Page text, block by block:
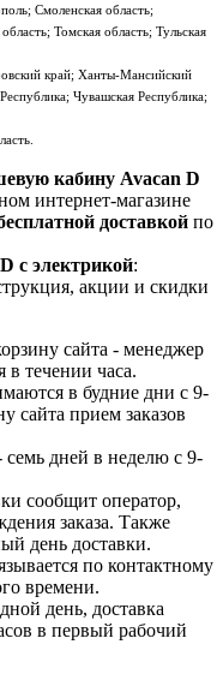
Смоленская область;
Томская область; Тульская
край; Ханты-Мансийский
Чувашская Республика;
кабину Avacan D
интернет-магазине
доставкой по
с электрикой:
акции и скидки
сайта - менеджер
в течении часа.
в будние дни с 9-
сайта прием заказов
семь дней в неделю с 9-
сообщит оператор,
заказа. Также
день доставки.
по контактному
времени.
день, доставка
в первый рабочий